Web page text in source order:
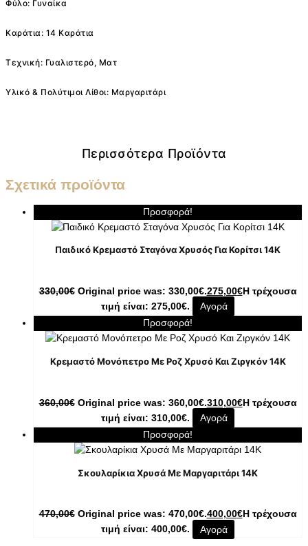
Φύλο: Γυναίκα
Καράτια: 14 Καράτια
Τεχνική: Γυαλιστερό, Ματ
Υλικό & Πολύτιμοι Λίθοι: Μαργαριτάρι
Περισσότερα Προϊόντα
Σχετικά προϊόντα
Προσφορά!
Παιδικό Κρεμαστό Σταγόνα Χρυσός Για Κορίτσι 14K
330,00€ Original price was: 330,00€.275,00€Η τρέχουσα
τιμή είναι: 275,00€.
Αγορά
Προσφορά!
Κρεμαστό Μονόπετρο Με Ροζ Χρυσό Και Ζιργκόν 14K
360,00€ Original price was: 360,00€.310,00€Η τρέχουσα
τιμή είναι: 310,00€.
Αγορά
Προσφορά!
Σκουλαρίκια Χρυσά Με Μαργαριτάρι 14K
470,00€ Original price was: 470,00€.400,00€Η τρέχουσα
τιμή είναι: 400,00€.
Αγορά